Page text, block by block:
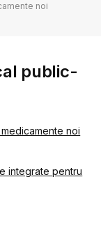
noi
public-
noi
integrate pentru